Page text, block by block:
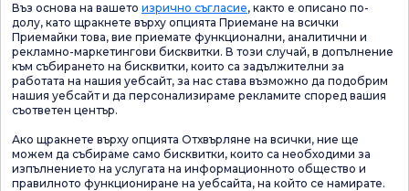
Въз основа на вашето изрично съгласие, както е описано по-
долу, като щракнете върху опцията Приемане на всички
Приемайки това, вие приемате функционални, аналитични и
рекламно-маркетингови бисквитки. В този случай, в допълнение
към събирането на бисквитки, които са задължителни за
работата на нашия уебсайт, за нас става възможно да подобрим
нашия уебсайт и да персонализираме рекламите според вашия
съответен център.
Ако щракнете върху опцията Отхвърляне на всички, ние ще
можем да събираме само бисквитки, които са необходими за
изпълнението на услугата на информационното общество и
правилното функциониране на уебсайта, на който се намирате.